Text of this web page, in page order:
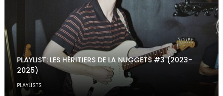
PLAYLIST: LES HÉRITIERS DE LA NUGGETS #3 (2023-
2025)
PLAYLISTS